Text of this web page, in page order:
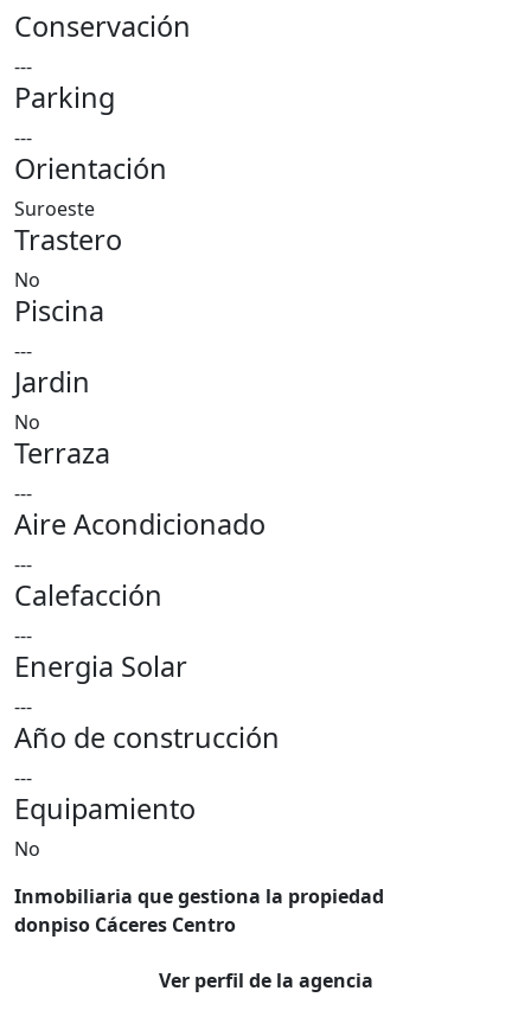
Conservación
---
Parking
---
Orientación
Suroeste
Trastero
No
Piscina
---
Jardin
No
Terraza
---
Aire Acondicionado
---
Calefacción
---
Energia Solar
---
Año de construcción
---
Equipamiento
No
Inmobiliaria que gestiona la propiedad
donpiso Cáceres Centro
Ver perfil de la agencia